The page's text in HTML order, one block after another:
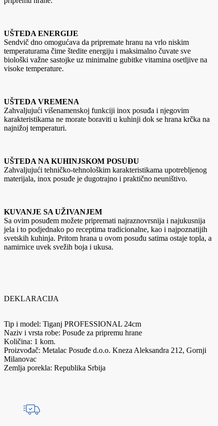
UŠTEDA ENERGIJE
Sendvič dno omogućava da pripremate hranu na vrlo niskim
temperaturama čime štedite energiju i maksimalno čuvate sve
biološki važne sastojke uz minimalne gubitke vitamina osetljive na
visoke temperature.
UŠTEDA VREMENA
Zahvaljujući višenamenskoj funkciji inox posuđa i njegovim
karakteristikama ne morate boraviti u kuhinji dok se hrana krčka na
najnižoj temperaturi.
UŠTEDA NA KUHINJSKOM POSUĐU
Zahvaljujući tehničko-tehnološkim karakteristikama upotrebljenog
materijala, inox posuđe je dugotrajno i praktično neuništivo.
KUVANJE SA UŽIVANJEM
Sa ovim posuđem možete pripremati najraznovrsnija i najukusnija
jela i to podjednako po receptima tradicionalne, kao i najpoznatijih
svetskih kuhinja. Pritom hrana u ovom posuđu satima ostaje topla, a
namirnice uvek svežih boja i ukusa.
DEKLARACIJA
Tip i model: Tiganj PROFESSIONAL 24cm
Naziv i vrsta robe: Posuđe za pripremu hrane
Količina: 1 kom.
Proizvođač: Metalac Posuđe d.o.o. Kneza Aleksandra 212, Gornji
Milanovac
Zemlja porekla: Republika Srbija